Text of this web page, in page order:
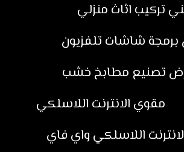
تركيب اثاث منزلي
شاشات تلفزيون
تصنيع مطابخ خشب
مقوي الانترنت اللاسلكي
اللاسلكي واي فاي